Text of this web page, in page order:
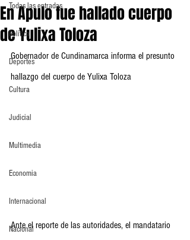
Todas las entradas
Política
Deportes
Cultura
Judicial
Multimedia
Economia
Internacional
Nacional
En Apulo fue hallado cuerpo
de Yulixa Toloza
Gobernador de Cundinamarca informa el presunto
hallazgo del cuerpo de Yulixa Toloza
Ante el reporte de las autoridades, el mandatario